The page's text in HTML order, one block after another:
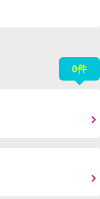
0件